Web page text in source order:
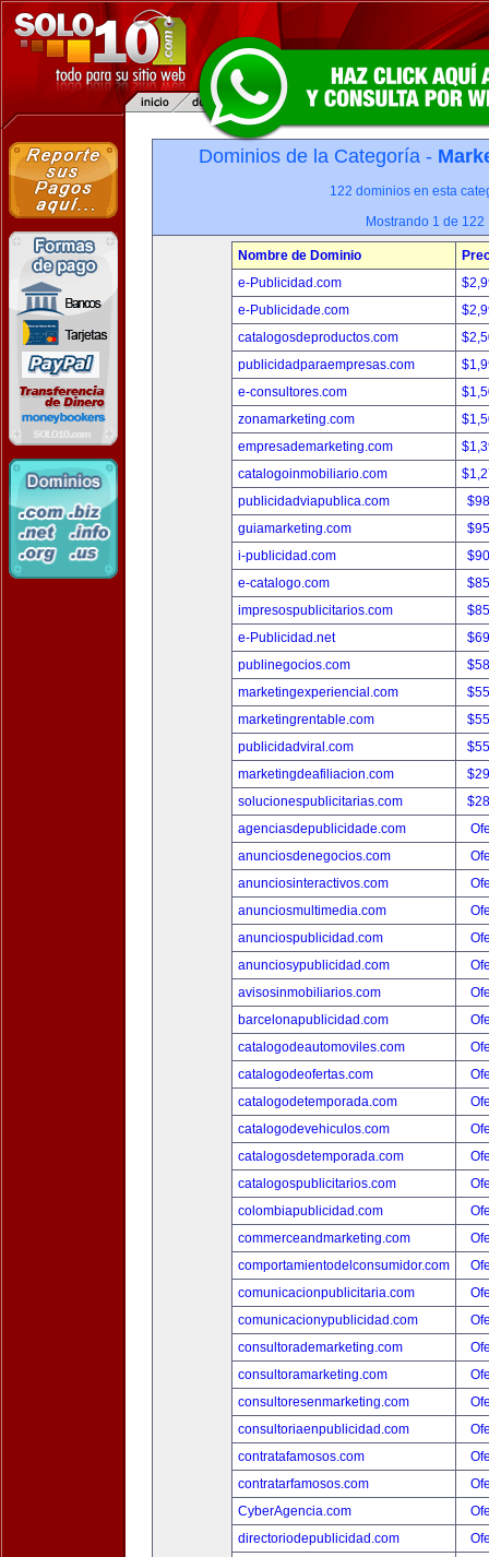
Dominios de la Categoría -
122 dominios en esta
Mostrando 1 de 122
Nombre de Dominio
e-Publicidad.com
e-Publicidade.com
catalogosdeproductos.com
publicidadparaempresas.com
e-consultores.com
zonamarketing.com
empresademarketing.com
catalogoinmobiliario.com
publicidadviapublica.com
guiamarketing.com
i-publicidad.com
e-catalogo.com
impresospublicitarios.com
e-Publicidad.net
publinegocios.com
marketingexperiencial.com
marketingrentable.com
publicidadviral.com
marketingdeafiliacion.com
solucionespublicitarias.com
agenciasdepublicidade.com
anunciosdenegocios.com
anunciosinteractivos.com
anunciosmultimedia.com
anunciospublicidad.com
anunciosypublicidad.com
avisosinmobiliarios.com
barcelonapublicidad.com
catalogodeautomoviles.com
catalogodeofertas.com
catalogodetemporada.com
catalogodevehiculos.com
catalogosdetemporada.com
catalogospublicitarios.com
colombiapublicidad.com
commerceandmarketing.com
comportamientodelconsumidor.com
comunicacionpublicitaria.com
comunicacionypublicidad.com
consultorademarketing.com
consultoramarketing.com
consultoresenmarketing.com
consultoriaenpublicidad.com
contratafamosos.com
contratarfamosos.com
CyberAgencia.com
directoriodepublicidad.com